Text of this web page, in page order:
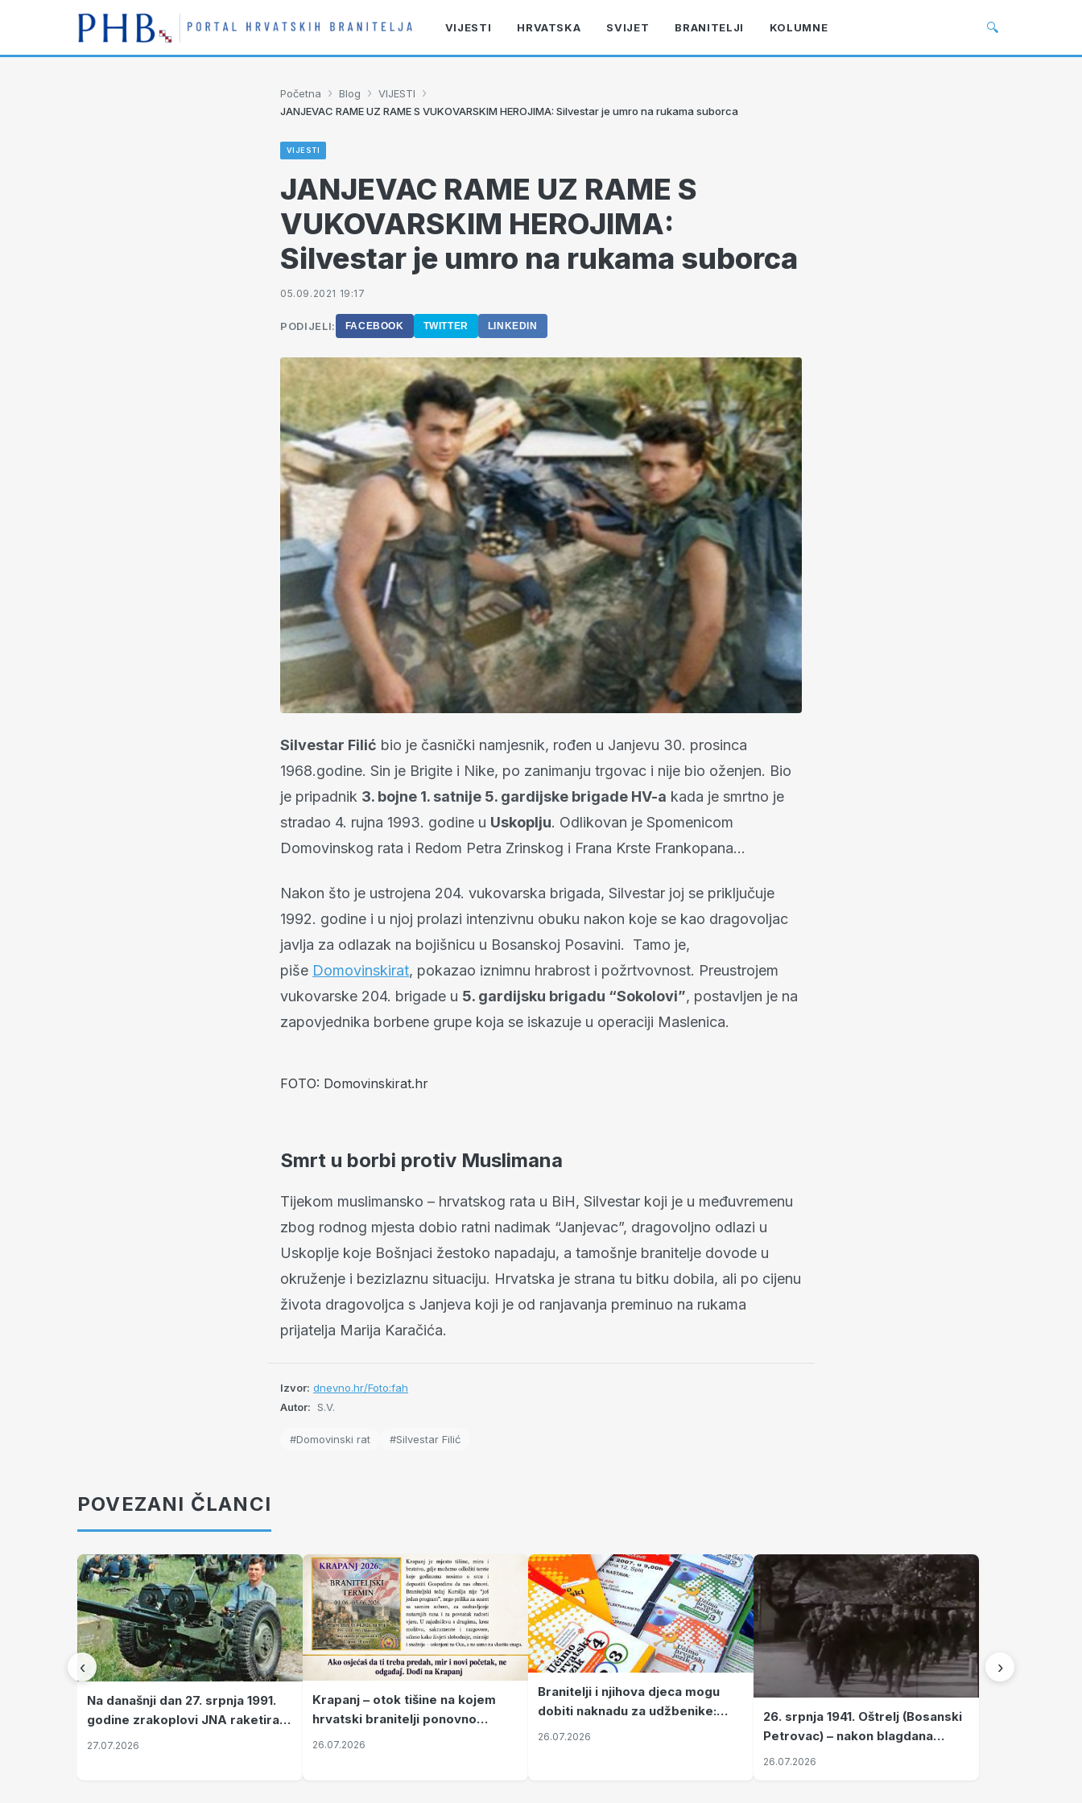
VIJESTI HRVATSKA SVIJET BRANITELJI KOLUMNE 🔍
Početna › Blog › VIJESTI ›
JANJEVAC RAME UZ RAME S VUKOVARSKIM HEROJIMA: Silvestar je umro na rukama suborca
VIJESTI
JANJEVAC RAME UZ RAME S
VUKOVARSKIM HEROJIMA:
Silvestar je umro na rukama suborca
05.09.2021 19:17
PODIJELI: FACEBOOK TWITTER LINKEDIN
Silvestar Filić bio je časnički namjesnik, rođen u Janjevu 30. prosinca
1968.godine. Sin je Brigite i Nike, po zanimanju trgovac i nije bio oženjen. Bio
je pripadnik 3. bojne 1. satnije 5. gardijske brigade HV-a kada je smrtno je
stradao 4. rujna 1993. godine u Uskoplju. Odlikovan je Spomenicom
Domovinskog rata i Redom Petra Zrinskog i Frana Krste Frankopana…
Nakon što je ustrojena 204. vukovarska brigada, Silvestar joj se priključuje
1992. godine i u njoj prolazi intenzivnu obuku nakon koje se kao dragovoljac
javlja za odlazak na bojišnicu u Bosanskoj Posavini. Tamo je,
piše Domovinskirat, pokazao iznimnu hrabrost i požrtvovnost. Preustrojem
vukovarske 204. brigade u 5. gardijsku brigadu “Sokolovi”, postavljen je na
zapovjednika borbene grupe koja se iskazuje u operaciji Maslenica.
FOTO: Domovinskirat.hr
Smrt u borbi protiv Muslimana
Tijekom muslimansko – hrvatskog rata u BiH, Silvestar koji je u međuvremenu
zbog rodnog mjesta dobio ratni nadimak “Janjevac”, dragovoljno odlazi u
Uskoplje koje Bošnjaci žestoko napadaju, a tamošnje branitelje dovode u
okruženje i bezizlaznu situaciju. Hrvatska je strana tu bitku dobila, ali po cijenu
života dragovoljca s Janjeva koji je od ranjavanja preminuo na rukama
prijatelja Marija Karačića.
Izvor: dnevno.hr/Foto:fah
Autor: S.V.
#Domovinski rat #Silvestar Filić
POVEZANI ČLANCI
‹
Na današnji dan 27. srpnja 1991.
godine zrakoplovi JNA raketirali
su vojarnu i obučni centar "Nikola
27.07.2026
Krapanj – otok tišine na kojem
hrvatski branitelji ponovno
pronalaze mir
26.07.2026
Branitelji i njihova djeca mogu
dobiti naknadu za udžbenike:
zahtjevi se podnose do 31.
26.07.2026
26. srpnja 1941. Oštrelj (Bosanski
Petrovac) – nakon blagdana
Svete Ane izvršen napad srpskih
26.07.2026
›